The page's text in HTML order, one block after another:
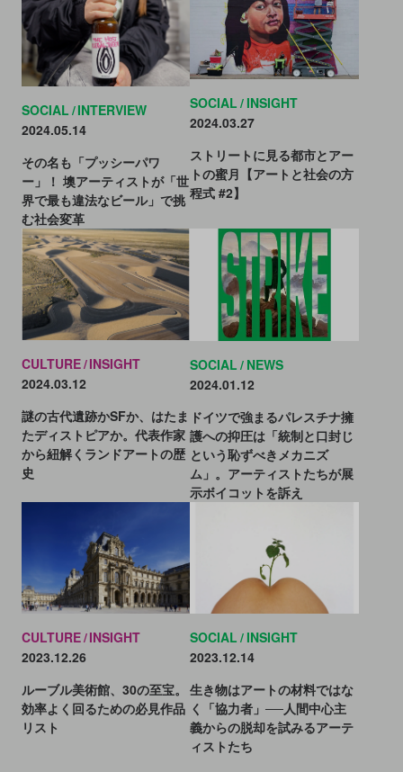
SOCIAL INTERVIEW
2024.05.14
その名も「プッシーパワ
ー」！ 墺アーティストが「世
界で最も違法なビール」で挑
む社会変革
SOCIAL INSIGHT
2024.03.27
ストリートに見る都市とアー
トの蜜月【アートと社会の方
程式 #2】
CULTURE INSIGHT
2024.03.12
謎の古代遺跡かSFか、はたま
たディストピアか。代表作家
から紐解くランドアートの歴
史
SOCIAL NEWS
2024.01.12
ドイツで強まるパレスチナ擁
護への抑圧は「統制と口封じ
という恥ずべきメカニズ
ム」。アーティストたちが展
示ボイコットを訴え
CULTURE INSIGHT
2023.12.26
ルーブル美術館、30の至宝。
効率よく回るための必見作品
リスト
SOCIAL INSIGHT
2023.12.14
生き物はアートの材料ではな
く「協力者」──人間中心主
義からの脱却を試みるアーテ
ィストたち